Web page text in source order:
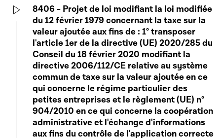
8406 - Projet de loi modifiant la loi modifiée
du 12 février 1979 concernant la taxe sur la
valeur ajoutée aux fins de : 1° transposer
l'article 1er de la directive (UE) 2020/285 du
Conseil du 18 février 2020 modifiant la
directive 2006/112/CE relative au système
commun de taxe sur la valeur ajoutée en ce
qui concerne le régime particulier des
petites entreprises et le règlement (UE) n°
904/2010 en ce qui concerne la coopération
administrative et l'échange d'informations
aux fins du contrôle de l'application correcte